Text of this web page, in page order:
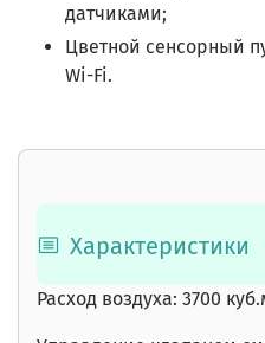
датчиками;
Цветной сенсорный
Wi-Fi.
Характеристики
Расход воздуха: 3700